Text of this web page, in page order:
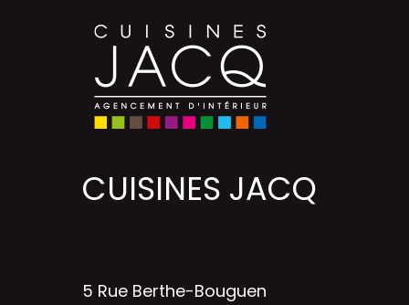
CUISINES JACQ
5 Rue Berthe-Bouguen